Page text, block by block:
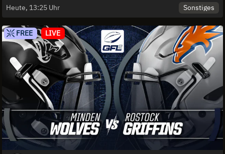
Heute, 13:25 Uhr Sonstiges
FREE LIVE